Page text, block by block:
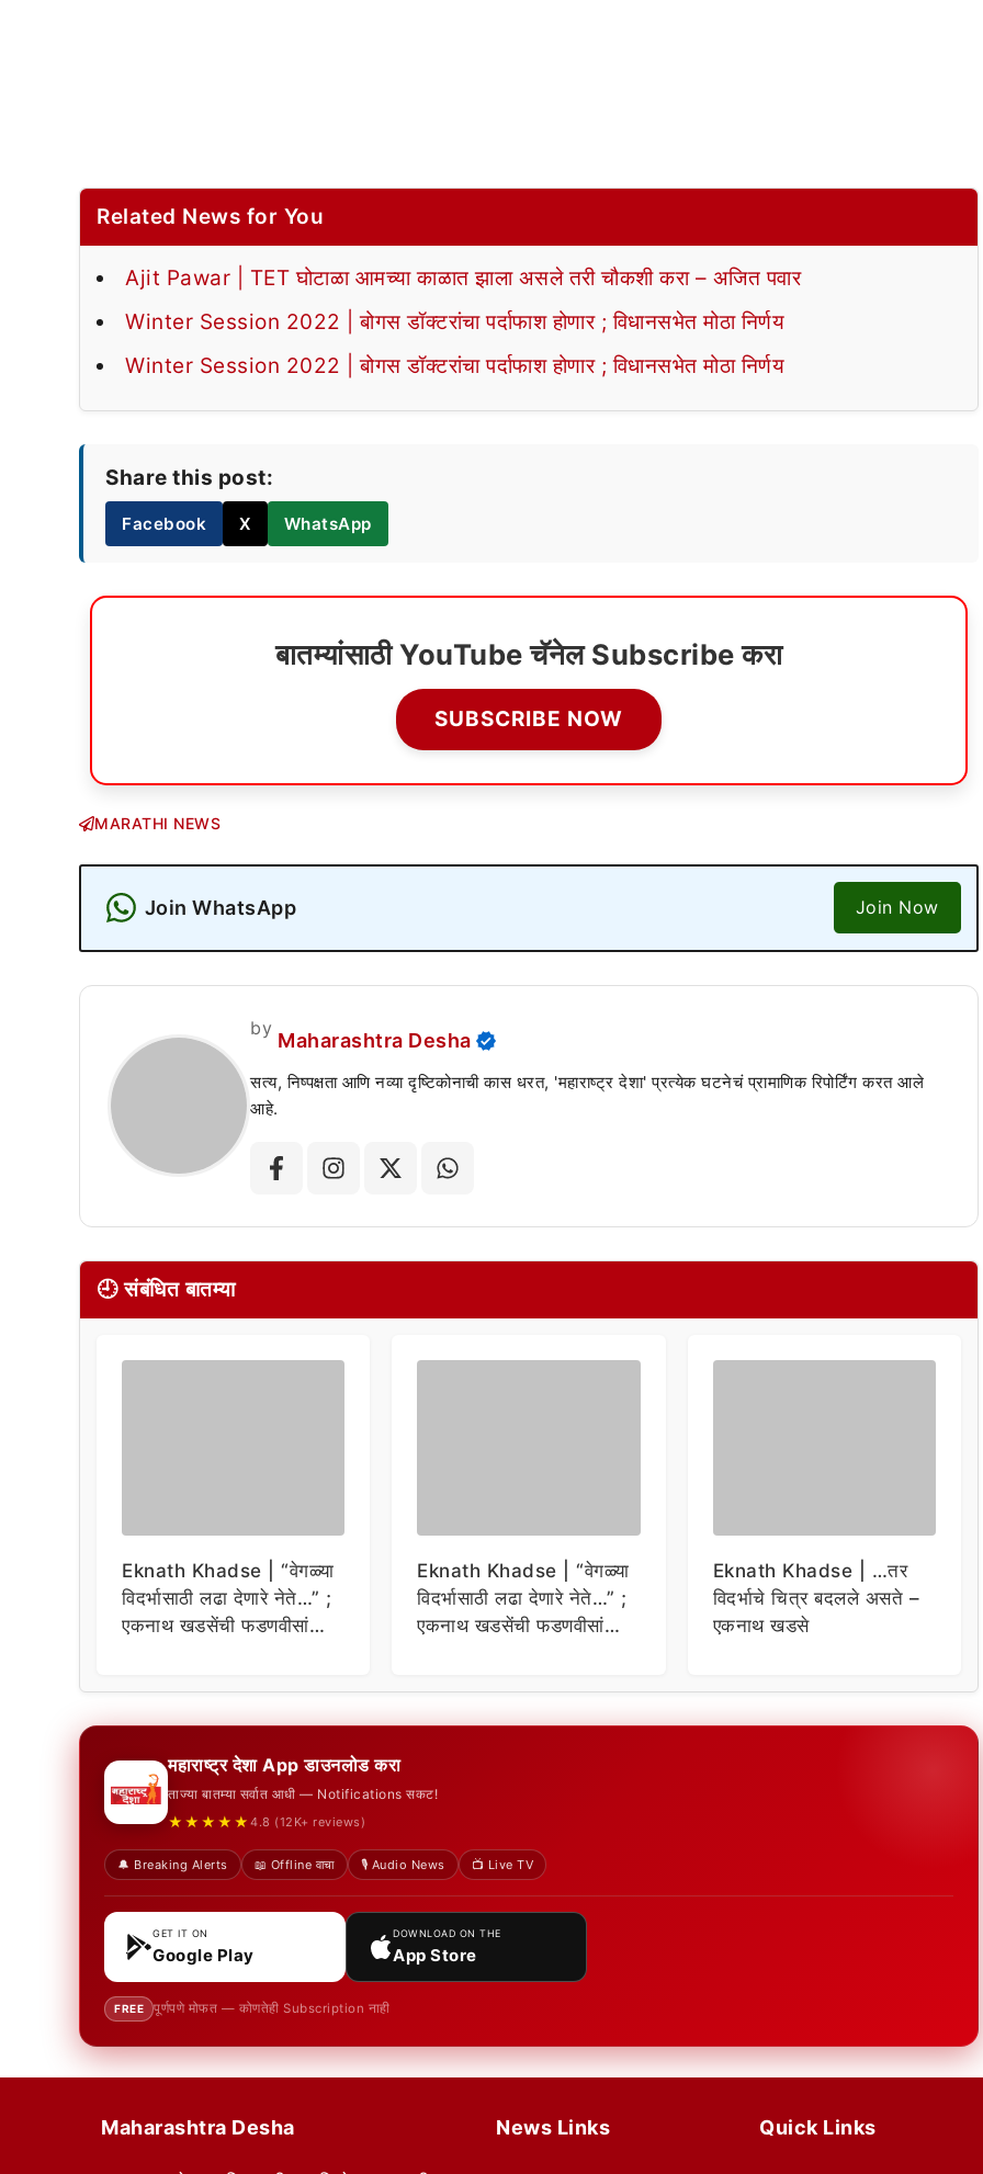
Related News for You
Ajit Pawar | TET घोटाळा आमच्या काळात झाला असले तरी चौकशी करा – अजित पवार
Winter Session 2022 | बोगस डॉक्टरांचा पर्दाफाश होणार ; विधानसभेत मोठा निर्णय
Winter Session 2022 | बोगस डॉक्टरांचा पर्दाफाश होणार ; विधानसभेत मोठा निर्णय
Share this post:
Facebook X WhatsApp
बातम्यांसाठी YouTube चॅनेल Subscribe करा
SUBSCRIBE NOW
MARATHI NEWS
Join WhatsApp Join Now
by
Maharashtra Desha
सत्य, निष्पक्षता आणि नव्या दृष्टिकोनाची कास धरत, 'महाराष्ट्र देशा' प्रत्येक घटनेचं प्रामाणिक रिपोर्टिंग करत आले
आहे.
🕘 संबंधित बातम्या
Eknath Khadse | “वेगळ्या
विदर्भासाठी लढा देणारे नेते…” ;
एकनाथ खडसेंची फडणवीसांना
Eknath Khadse | “वेगळ्या
विदर्भासाठी लढा देणारे नेते…” ;
एकनाथ खडसेंची फडणवीसांना
Eknath Khadse | …तर
विदर्भाचे चित्र बदलले असते –
एकनाथ खडसे
महाराष्ट्र देशा App डाउनलोड करा
ताज्या बातम्या सर्वात आधी — Notifications सकट!
★★★★★ 4.8 (12K+ reviews)
🔔 Breaking Alerts 📖 Offline वाचा 🎙️ Audio News 📺 Live TV
GET IT ON
Google Play
DOWNLOAD ON THE
App Store
FREE पूर्णपणे मोफत — कोणतेही Subscription नाही
Maharashtra Desha News Links Quick Links